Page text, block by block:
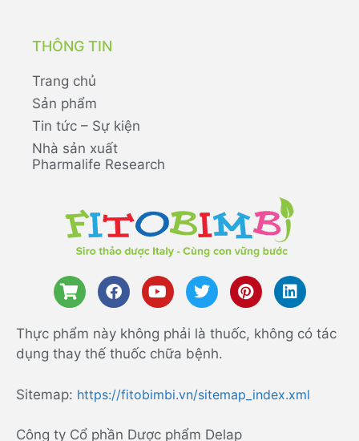
THÔNG TIN
Trang chủ
Sản phẩm
Tin tức – Sự kiện
Nhà sản xuất
Pharmalife Research
Thực phẩm này không phải là thuốc, không có tác
dụng thay thế thuốc chữa bệnh.
Sitemap: https://fitobimbi.vn/sitemap_index.xml
Công ty Cổ phần Dược phẩm Delap